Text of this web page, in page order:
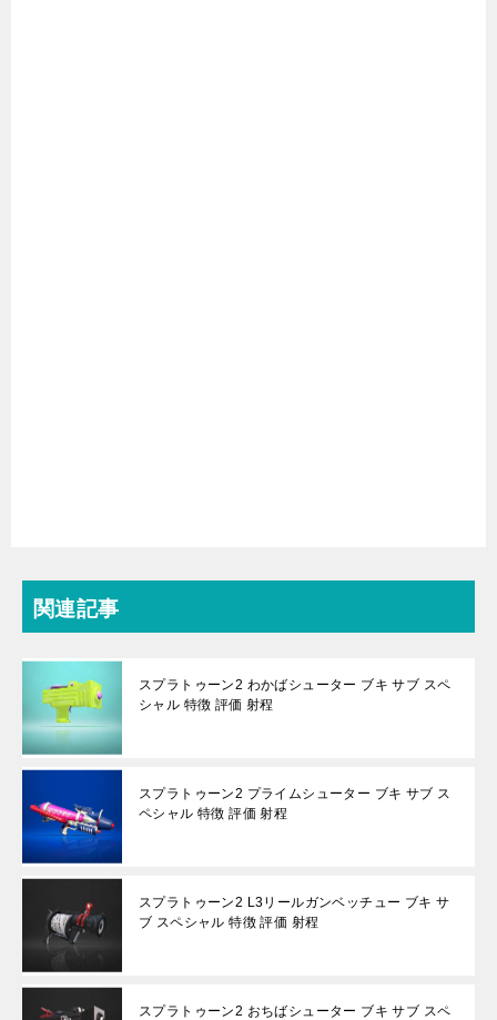
関連記事
スプラトゥーン2 わかばシューター ブキ サブ スペ
シャル 特徴 評価 射程
スプラトゥーン2 プライムシューター ブキ サブ ス
ペシャル 特徴 評価 射程
スプラトゥーン2 L3リールガンベッチュー ブキ サ
ブ スペシャル 特徴 評価 射程
スプラトゥーン2 おちばシューター ブキ サブ スペ